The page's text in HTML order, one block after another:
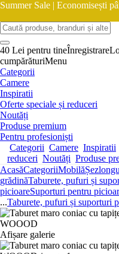
Summer Sale | Economisești
40 Lei pentru tineÎnregistrare
cumpărăturiMenu
Categorii
Camere
Inspiratii
Oferte speciale și reduceri
Noutăți
Produse premium
Pentru profesioniști
Categorii Camere Inspiratii
reduceri Noutăți Produse
AcasăCategoriiMobilă
grădinăTaburete, pufuri și
picioareSuporturi pentru
...Taburete, pufuri și suporturi
Afișare galerie